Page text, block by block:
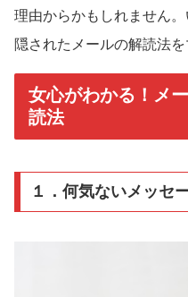
理由からかもしれません
隠されたメールの解読法
女心がわかる！メ
読法
１．何気ないメッセ